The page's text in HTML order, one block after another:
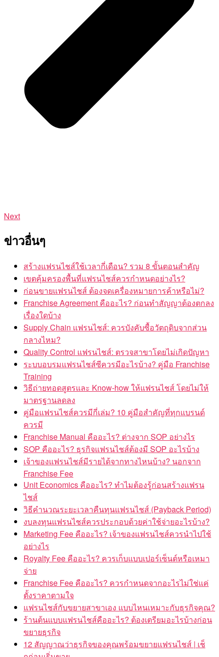
Next
ข่าวอื่นๆ
สร้างแฟรนไชส์ใช้เวลากี่เดือน? รวม 8 ขั้นตอนสำคัญ
เขตคุ้มครองพื้นที่แฟรนไชส์ควรกำหนดอย่างไร?
ก่อนขายแฟรนไชส์ ต้องจดเครื่องหมายการค้าหรือไม่?
Franchise Agreement คืออะไร? ก่อนทำสัญญาต้องตกลง
เรื่องใดบ้าง
Supply Chain แฟรนไชส์: ควรบังคับซื้อวัตถุดิบจากส่วน
กลางไหม?
Quality Control แฟรนไชส์: ตรวจสาขาโดยไม่เกิดปัญหา
ระบบอบรมแฟรนไชส์ซีควรมีอะไรบ้าง? คู่มือ Franchise
Training
วิธีถ่ายทอดสูตรและ Know-how ให้แฟรนไชส์ โดยไม่ให้
มาตรฐานลดลง
คู่มือแฟรนไชส์ควรมีกี่เล่ม? 10 คู่มือสำคัญที่ทุกแบรนด์
ควรมี
Franchise Manual คืออะไร? ต่างจาก SOP อย่างไร
SOP คืออะไร? ธุรกิจแฟรนไชส์ต้องมี SOP อะไรบ้าง
เจ้าของแฟรนไชส์มีรายได้จากทางไหนบ้าง? นอกจาก
Franchise Fee
Unit Economics คืออะไร? ทำไมต้องรู้ก่อนสร้างแฟรน
ไชส์
วิธีคำนวณระยะเวลาคืนทุนแฟรนไชส์ (Payback Period)
งบลงทุนแฟรนไชส์ควรประกอบด้วยค่าใช้จ่ายอะไรบ้าง?
Marketing Fee คืออะไร? เจ้าของแฟรนไชส์ควรนำไปใช้
อย่างไร
Royalty Fee คืออะไร? ควรเก็บแบบเปอร์เซ็นต์หรือเหมา
จ่าย
Franchise Fee คืออะไร? ควรกำหนดจากอะไรไม่ใช่แค่
ตั้งราคาตามใจ
แฟรนไชส์กับขยายสาขาเอง แบบไหนเหมาะกับธุรกิจคุณ?
ร้านต้นแบบแฟรนไชส์คืออะไร? ต้องเตรียมอะไรบ้างก่อน
ขยายธุรกิจ
12 สัญญาณว่าธุรกิจของคุณพร้อมขยายแฟรนไชส์ | เช็